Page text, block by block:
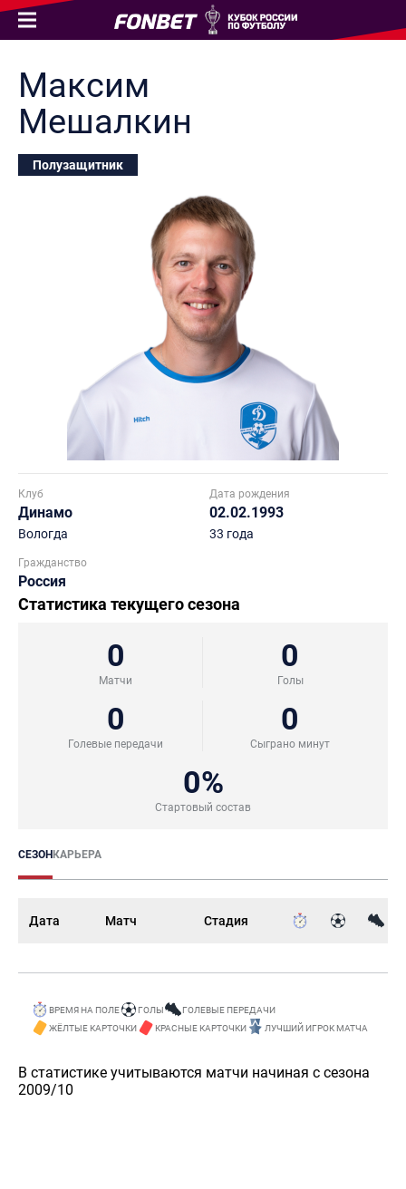
Максим
Мешалкин
Полузащитник
Клуб
Динамо
Вологда
Дата рождения
02.02.1993
33 года
Гражданство
Россия
Статистика текущего сезона
0
Матчи
0
Голы
0
Голевые передачи
0
Сыграно минут
0%
Стартовый состав
СЕЗОНКАРЬЕРА
Дата Матч Стадия
ВРЕМЯ НА ПОЛЕ ГОЛЫ
ГОЛЕВЫЕ ПЕРЕДАЧИ
ЖЁЛТЫЕ КАРТОЧКИ
КРАСНЫЕ КАРТОЧКИ ЛУЧШИЙ ИГРОК МАТЧА
В статистике учитываются матчи начиная с сезона
2009/10